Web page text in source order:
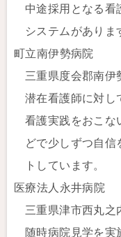
中途採用となる看
システムがありま
町立南伊勢病院
三重県度会郡南伊
潜在看護師に対し
看護実践をおこな
どで少しずつ自信
トしています。
医療法人永井病院
三重県津市西丸之
随時病院見学を実